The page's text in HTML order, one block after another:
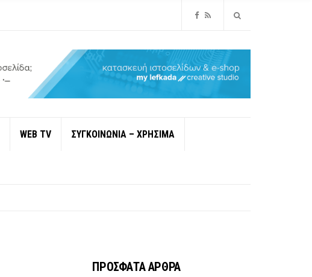
WEB TV ΣΥΓΚΟΙΝΩΝΙΑ – ΧΡΗΣΙΜΑ
ΠΡΟΣΦΑΤΑ ΑΡΘΡΑ